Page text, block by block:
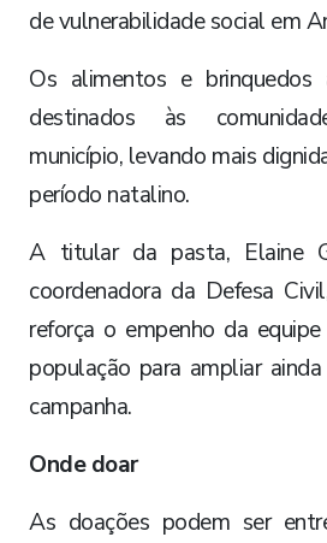
de vulnerabilidade social em
Os alimentos e brinquedos
destinados às
município, levando mais
período natalino.
A titular da pasta, Elaine
coordenadora da Defesa
reforça o empenho da
população para ampliar
campanha.
Onde doar
As doações podem ser